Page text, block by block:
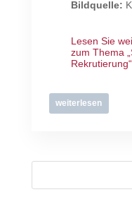
Bildquelle:
Lesen Sie
zum Thema
Rekrutierung“
weiterlesen